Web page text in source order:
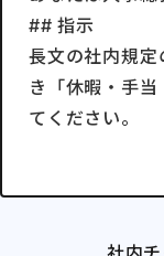
## 指示
長文の社内規定
き「休暇・手
てください。